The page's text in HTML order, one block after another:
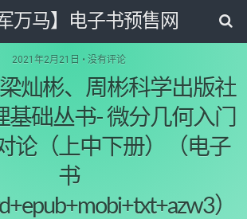
万马】电子书预售网
2021年2月21日 • 没有评论
梁灿彬、周彬科学出版社
基础丛书- 微分几何入门
论（上中下册）（电子
书
）